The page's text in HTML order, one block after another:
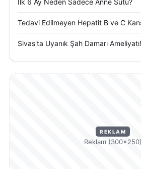
İlk 6 Ay Neden Sadece Anne Sütü?
Tedavi Edilmeyen Hepatit B ve C
Sivas'ta Uyanık Şah Damarı Ameliyatı!
REKLAM
Reklam (300×250)